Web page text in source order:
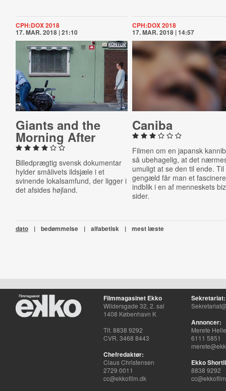
CPH:DOX 2018
17. MAR. 2018 | 21:10
Giants and the
Morning After
Billedprægtig svensk dokumentar
hylder smålivets ildsjæle i et
svinende lokalsamfund, der ligger i
det afsides højland.
CPH:DOX 2018
17. MAR. 2018 | 14:57
Caniba
Filmen om en japansk
så ubehagelig, at det
umuligt at se den til ende. Til
gengæld får man et
indblik i en af menneskets
sider.
dato | bedømmelse | alfabetisk | mest læste
Filmmagasinet Ekko
Wildersgade 32, 2. sal
1408 København K
Tlf. 8838 9292
CVR. 3468 8443
Chefredaktør:
Claus Christensen
2729 0011
cc@ekkofilm.dk
Sekretariat:
Annoncer:
Merete
6111 5851
Ekko
8838 9292